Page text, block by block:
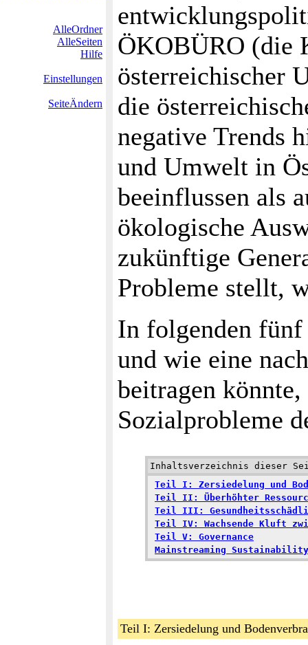
AlleOrdner
AlleSeiten
Hilfe
Einstellungen
SeiteÄndern
ÖKOBÜRO (die
österreichischer
die
negative Trends
und Umwelt in
beeinflussen als
ökologische
zukünftige
Probleme stellt,
In folgenden
und wie eine
beitragen
Sozialprobleme
Inhaltsverzeichnis dieser
Teil I: Zersiedelung und
Teil II: Überhöhter
Teil III:
Teil IV: Wachsende Kluft
Teil V: Governance
Mainstreaming Sustainability
Teil I: Zersiedelung und